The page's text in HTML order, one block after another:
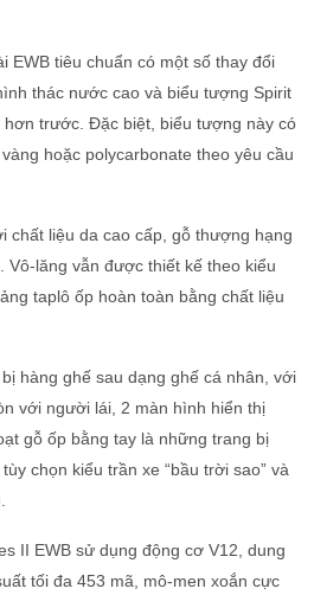
EWB tiêu chuẩn có một số thay đổi
thác nước cao và biểu tượng Spirit
trước. Đặc biệt, biểu tượng này có
hoặc polycarbonate theo yêu cầu
chất liệu da cao cấp, gỗ thượng hạng
Vô-lăng vẫn được thiết kế theo kiểu
taplô ốp hoàn toàn bằng chất liệu
hàng ghế sau dạng ghế cá nhân, với
với người lái, 2 màn hình hiển thị
gỗ ốp bằng tay là những trang bị
chọn kiểu trần xe “bầu trời sao” và
II EWB sử dụng động cơ V12, dung
tối đa 453 mã, mô-men xoắn cực